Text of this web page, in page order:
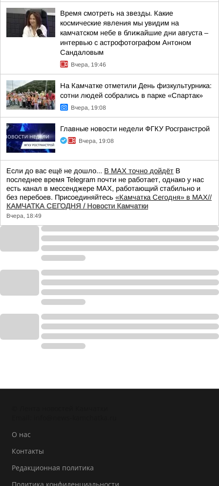
Время смотреть на звезды. Какие
космические явления мы увидим на
камчатском небе в ближайшие дни августа –
интервью с астрофотографом Антоном
Сандаловым
Вчера, 19:46
На Камчатке отметили День физкультурника:
сотни людей собрались в парке «Спартак»
Вчера, 19:08
Главные новости недели ФГКУ Росгранстрой
Вчера, 19:08
Если до вас ещё не дошло... В MAX точно дойдёт В
последнее время Telegram почти не работает, однако у нас
есть канал в мессенджере MAX, работающий стабильно и
без перебоев. Присоединяйтесь «Камчатка Сегодня» в MAX//
КАМЧАТКА СЕГОДНЯ / Новости Камчатки
Вчера, 18:49
О нас
Контакты
Редакционная политика